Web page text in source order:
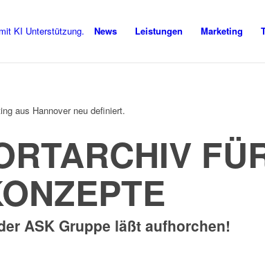
News Leistungen Marketing
aus Hannover neu definiert.
ASK Gruppe läßt aufhorchen!